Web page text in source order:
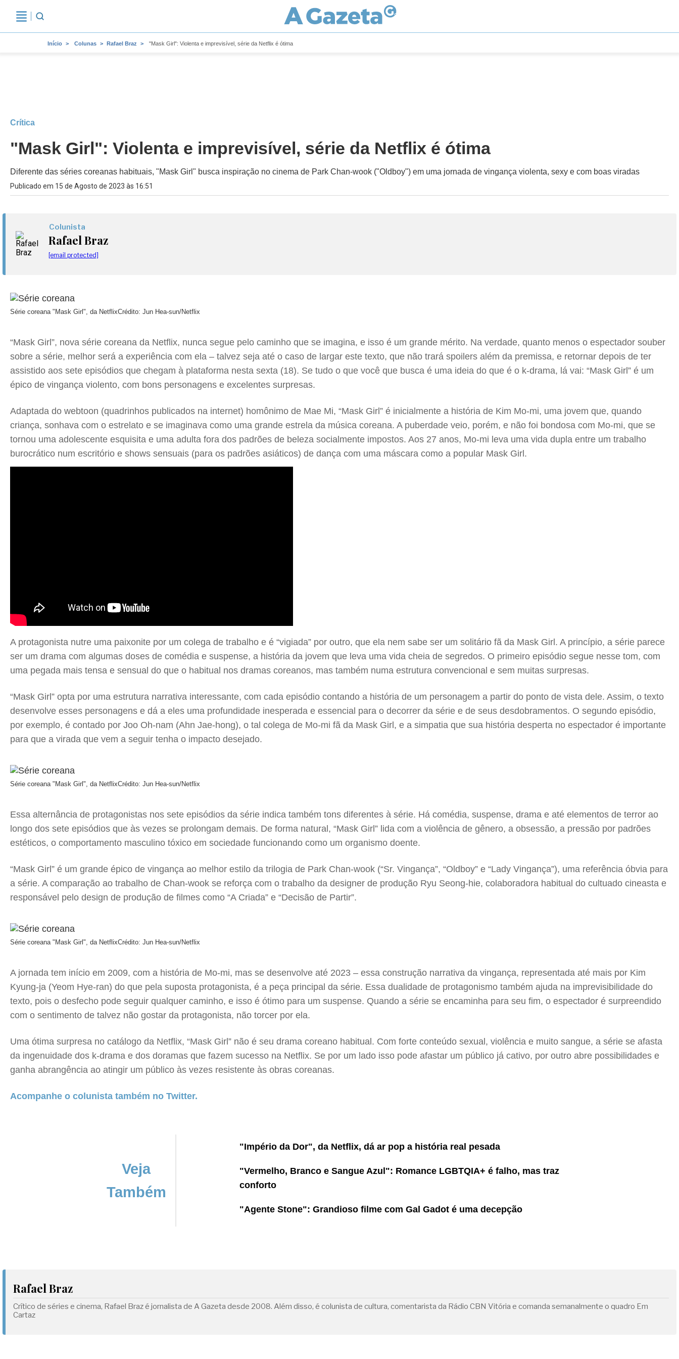
Início Colunas Rafael Braz "Mask Girl": Violenta e imprevisível, série da Netflix é ótima
Crítica
"Mask Girl": Violenta e imprevisível, série da Netflix é ótima
Diferente das séries coreanas habituais, "Mask Girl" busca inspiração no cinema de Park Chan-wook ("Oldboy") em uma jornada de vingança violenta, sexy e com boas viradas
Publicado em 15 de Agosto de 2023 às 16:51
Colunista
Rafael Braz
[email protected]
Série coreana "Mask Girl", da NetflixCrédito: Jun Hea-sun/Netflix
“Mask Girl”, nova série coreana da Netflix, nunca segue pelo caminho que se imagina, e isso é um grande mérito. Na verdade, quanto menos o espectador souber
sobre a série, melhor será a experiência com ela – talvez seja até o caso de largar este texto, que não trará spoilers além da premissa, e retornar depois de ter
assistido aos sete episódios que chegam à plataforma nesta sexta (18). Se tudo o que você que busca é uma ideia do que é o k-drama, lá vai: “Mask Girl” é um
épico de vingança violento, com bons personagens e excelentes surpresas.
Adaptada do webtoon (quadrinhos publicados na internet) homônimo de Mae Mi, “Mask Girl” é inicialmente a história de Kim Mo-mi, uma jovem que, quando
criança, sonhava com o estrelato e se imaginava como uma grande estrela da música coreana. A puberdade veio, porém, e não foi bondosa com Mo-mi, que se
tornou uma adolescente esquisita e uma adulta fora dos padrões de beleza socialmente impostos. Aos 27 anos, Mo-mi leva uma vida dupla entre um trabalho
burocrático num escritório e shows sensuais (para os padrões asiáticos) de dança com uma máscara como a popular Mask Girl.
A protagonista nutre uma paixonite por um colega de trabalho e é “vigiada” por outro, que ela nem sabe ser um solitário fã da Mask Girl. A princípio, a série parece
ser um drama com algumas doses de comédia e suspense, a história da jovem que leva uma vida cheia de segredos. O primeiro episódio segue nesse tom, com
uma pegada mais tensa e sensual do que o habitual nos dramas coreanos, mas também numa estrutura convencional e sem muitas surpresas.
“Mask Girl” opta por uma estrutura narrativa interessante, com cada episódio contando a história de um personagem a partir do ponto de vista dele. Assim, o texto
desenvolve esses personagens e dá a eles uma profundidade inesperada e essencial para o decorrer da série e de seus desdobramentos. O segundo episódio,
por exemplo, é contado por Joo Oh-nam (Ahn Jae-hong), o tal colega de Mo-mi fã da Mask Girl, e a simpatia que sua história desperta no espectador é importante
para que a virada que vem a seguir tenha o impacto desejado.
Série coreana "Mask Girl", da NetflixCrédito: Jun Hea-sun/Netflix
Essa alternância de protagonistas nos sete episódios da série indica também tons diferentes à série. Há comédia, suspense, drama e até elementos de terror ao
longo dos sete episódios que às vezes se prolongam demais. De forma natural, “Mask Girl” lida com a violência de gênero, a obsessão, a pressão por padrões
estéticos, o comportamento masculino tóxico em sociedade funcionando como um organismo doente.
“Mask Girl” é um grande épico de vingança ao melhor estilo da trilogia de Park Chan-wook (“Sr. Vingança”, “Oldboy” e “Lady Vingança”), uma referência óbvia para
a série. A comparação ao trabalho de Chan-wook se reforça com o trabalho da designer de produção Ryu Seong-hie, colaboradora habitual do cultuado cineasta e
responsável pelo design de produção de filmes como “A Criada” e “Decisão de Partir”.
Série coreana "Mask Girl", da NetflixCrédito: Jun Hea-sun/Netflix
A jornada tem início em 2009, com a história de Mo-mi, mas se desenvolve até 2023 – essa construção narrativa da vingança, representada até mais por Kim
Kyung-ja (Yeom Hye-ran) do que pela suposta protagonista, é a peça principal da série. Essa dualidade de protagonismo também ajuda na imprevisibilidade do
texto, pois o desfecho pode seguir qualquer caminho, e isso é ótimo para um suspense. Quando a série se encaminha para seu fim, o espectador é surpreendido
com o sentimento de talvez não gostar da protagonista, não torcer por ela.
Uma ótima surpresa no catálogo da Netflix, “Mask Girl” não é seu drama coreano habitual. Com forte conteúdo sexual, violência e muito sangue, a série se afasta
da ingenuidade dos k-drama e dos doramas que fazem sucesso na Netflix. Se por um lado isso pode afastar um público já cativo, por outro abre possibilidades e
ganha abrangência ao atingir um público às vezes resistente às obras coreanas.
Acompanhe o colunista também no Twitter.
Veja
Também
"Império da Dor", da Netflix, dá ar pop a história real pesada
"Vermelho, Branco e Sangue Azul": Romance LGBTQIA+ é falho, mas traz
conforto
"Agente Stone": Grandioso filme com Gal Gadot é uma decepção
Rafael Braz
Crítico de séries e cinema, Rafael Braz é jornalista de A Gazeta desde 2008. Além disso, é colunista de cultura, comentarista da Rádio CBN Vitória e comanda semanalmente o quadro Em
Cartaz